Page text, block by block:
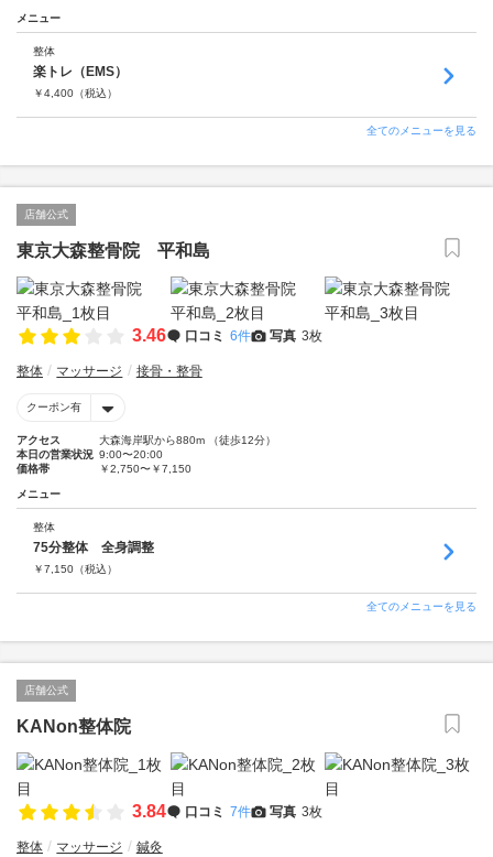
メニュー
整体
楽トレ（EMS）
￥4,400 （税込）
全てのメニューを見る
店舗公式
東京大森整骨院 平和島
3.46 口コミ 6件 写真 3枚
整体 マッサージ 接骨・整骨
クーポン有
アクセス
大森海岸駅から880m （徒歩12分）
本日の営業状況 9:00〜20:00
価格帯
￥2,750〜￥7,150
メニュー
整体
75分整体 全身調整
￥7,150 （税込）
全てのメニューを見る
店舗公式
KANon整体院
3.84 口コミ 7件 写真 3枚
整体 マッサージ 鍼灸